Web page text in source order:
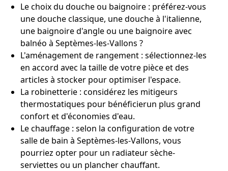
Le choix du douche ou baignoire : préférez-vous
une douche classique, une douche à l'italienne,
une baignoire d'angle ou une baignoire avec
balnéo à Septèmes-les-Vallons ?
L'aménagement de rangement : sélectionnez-les
en accord avec la taille de votre pièce et des
articles à stocker pour optimiser l'espace.
La robinetterie : considérez les mitigeurs
thermostatiques pour bénéficierun plus grand
confort et d'économies d'eau.
Le chauffage : selon la configuration de votre
salle de bain à Septèmes-les-Vallons, vous
pourriez opter pour un radiateur sèche-
serviettes ou un plancher chauffant.